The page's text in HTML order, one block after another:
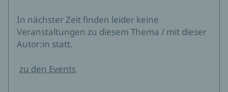
In nächster Zeit finden leider keine
Veranstaltungen zu diesem Thema / mit dieser
Autor:in statt.
zu den Events